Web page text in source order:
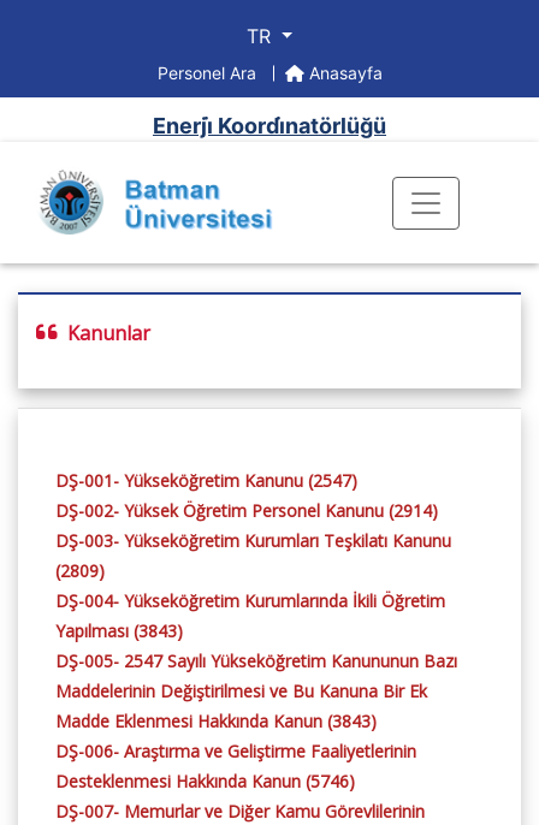
TR
Personel Ara Anasayfa
Enerji̇ Koordi̇natörlüğü
Kanunlar
DŞ-001- Yükseköğretim Kanunu (2547)
DŞ-002- Yüksek Öğretim Personel Kanunu (2914)
DŞ-003- Yükseköğretim Kurumları Teşkilatı Kanunu
(2809)
DŞ-004- Yükseköğretim Kurumlarında İkili Öğretim
Yapılması (3843)
DŞ-005- 2547 Sayılı Yükseköğretim Kanununun Bazı
Maddelerinin Değiştirilmesi ve Bu Kanuna Bir Ek
Madde Eklenmesi Hakkında Kanun (3843)
DŞ-006- Araştırma ve Geliştirme Faaliyetlerinin
Desteklenmesi Hakkında Kanun (5746)
DŞ-007- Memurlar ve Diğer Kamu Görevlilerinin